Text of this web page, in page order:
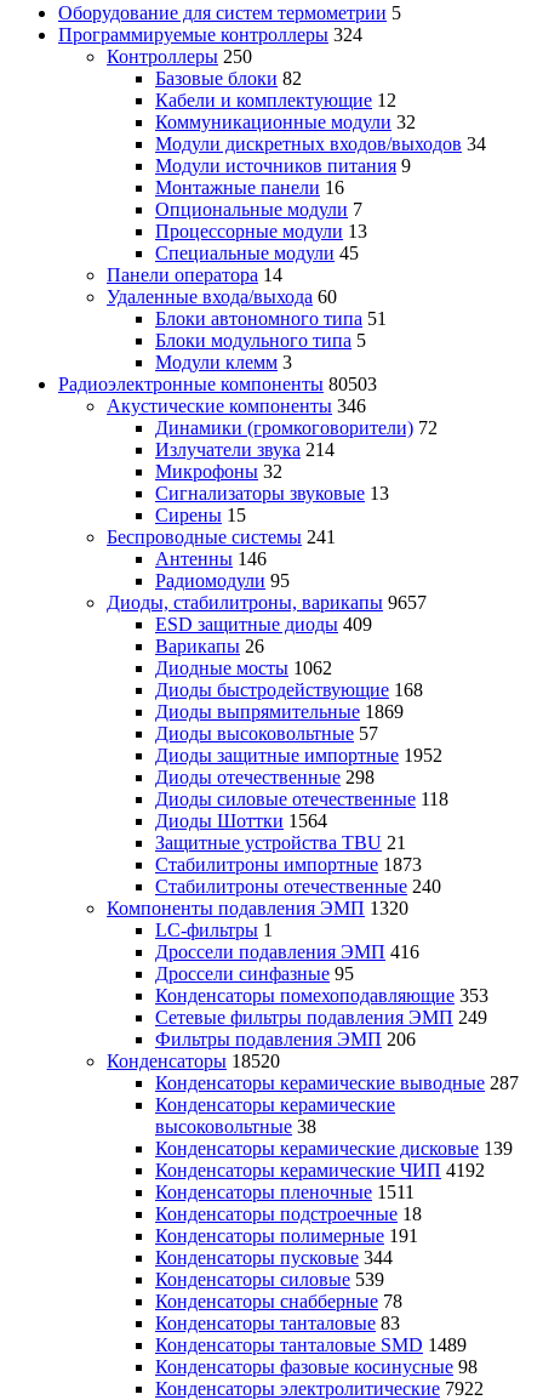
Оборудование для систем термометрии 5
Программируемые контроллеры 324
Контроллеры 250
Базовые блоки 82
Кабели и комплектующие 12
Коммуникационные модули 32
Модули дискретных входов/выходов 34
Модули источников питания 9
Монтажные панели 16
Опциональные модули 7
Процессорные модули 13
Специальные модули 45
Панели оператора 14
Удаленные входа/выхода 60
Блоки автономного типа 51
Блоки модульного типа 5
Модули клемм 3
Радиоэлектронные компоненты 80503
Акустические компоненты 346
Динамики (громкоговорители) 72
Излучатели звука 214
Микрофоны 32
Сигнализаторы звуковые 13
Сирены 15
Беспроводные системы 241
Антенны 146
Радиомодули 95
Диоды, стабилитроны, варикапы 9657
ESD защитные диоды 409
Варикапы 26
Диодные мосты 1062
Диоды быстродействующие 168
Диоды выпрямительные 1869
Диоды высоковольтные 57
Диоды защитные импортные 1952
Диоды отечественные 298
Диоды силовые отечественные 118
Диоды Шоттки 1564
Защитные устройства TBU 21
Стабилитроны импортные 1873
Стабилитроны отечественные 240
Компоненты подавления ЭМП 1320
LC-фильтры 1
Дроссели подавления ЭМП 416
Дроссели синфазные 95
Конденсаторы помехоподавляющие 353
Сетевые фильтры подавления ЭМП 249
Фильтры подавления ЭМП 206
Конденсаторы 18520
Конденсаторы керамические выводные 287
Конденсаторы керамические
высоковольтные 38
Конденсаторы керамические дисковые 139
Конденсаторы керамические ЧИП 4192
Конденсаторы пленочные 1511
Конденсаторы подстроечные 18
Конденсаторы полимерные 191
Конденсаторы пусковые 344
Конденсаторы силовые 539
Конденсаторы снабберные 78
Конденсаторы танталовые 83
Конденсаторы танталовые SMD 1489
Конденсаторы фазовые косинусные 98
Конденсаторы электролитические 7922